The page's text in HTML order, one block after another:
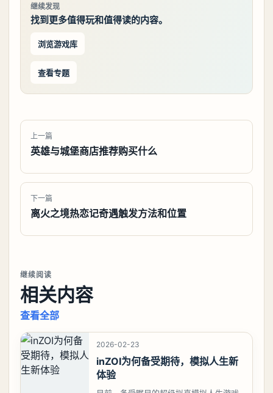
继续发现
找到更多值得玩和值得读的内容。
浏览游戏库
查看专题
上一篇
英雄与城堡商店推荐购买什么
下一篇
离火之境热恋记奇遇触发方法和位置
继续阅读
相关内容
查看全部
2026-02-23
inZOI为何备受期待，模拟人生新
体验